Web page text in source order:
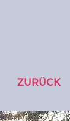
ZURÜCK